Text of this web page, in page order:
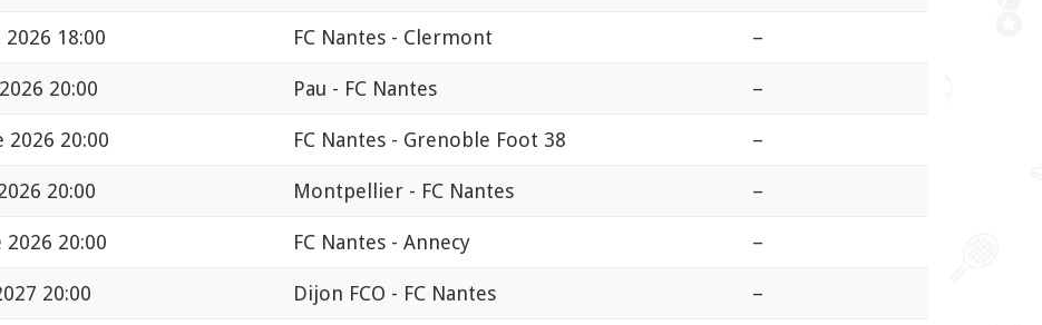
18:00 FC Nantes - Clermont –
20:00 Pau - FC Nantes –
2026 20:00 FC Nantes - Grenoble Foot 38 –
20:00 Montpellier - FC Nantes –
2026 20:00 FC Nantes - Annecy –
20:00 Dijon FCO - FC Nantes –